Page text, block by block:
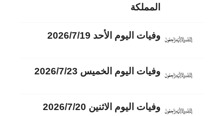
المملكة
وفيات اليوم الأحد 2026/7/19
وفيات اليوم الخميس 2026/7/23
وفيات اليوم الاثنين 2026/7/20